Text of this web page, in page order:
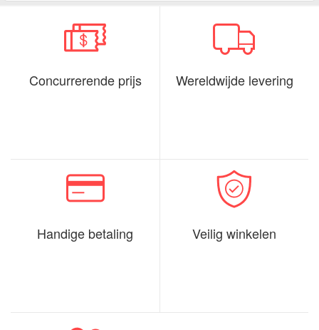
Concurrerende prijs Wereldwijde levering
Handige betaling Veilig winkelen